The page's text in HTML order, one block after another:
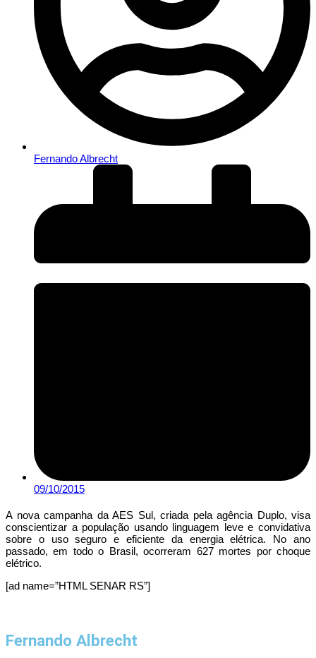
Fernando Albrecht
09/10/2015
A nova campanha da AES Sul, criada pela agência Duplo, visa
conscientizar a população usando linguagem leve e convidativa
sobre o uso seguro e eficiente da energia elétrica. No ano
passado, em todo o Brasil, ocorreram 627 mortes por choque
elétrico.
[ad name=”HTML SENAR RS”]
Fernando Albrecht